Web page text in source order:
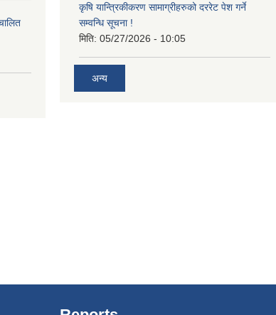
कृषि यान्त्रिकीकरण सामाग्रीहरुको दररेट पेश गर्ने
सम्वन्धि सूचना !
मिति: 05/27/2026 - 10:05
अन्य